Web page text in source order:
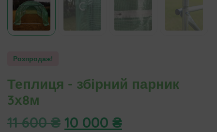
Розпродаж!
Теплиця - збірний парник
3х8м
11 600₴ 10 000 ₴